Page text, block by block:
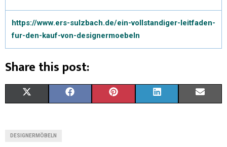
https://www.ers-sulzbach.de/ein-vollstandiger-leitfaden-
fur-den-kauf-von-designermoebeln
Share this post:
DESIGNERMÖBELN